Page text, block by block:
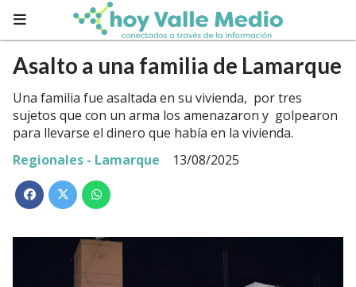
Asalto a una familia de Lamarque
Una familia fue asaltada en su vivienda, por tres
sujetos que con un arma los amenazaron y golpearon
para llevarse el dinero que había en la vivienda.
Regionales - Lamarque
13/08/2025